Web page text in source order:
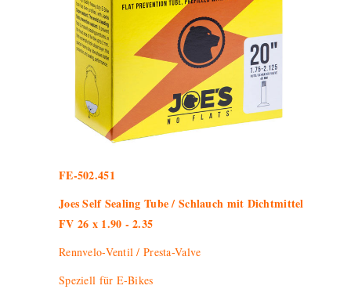
FE-502.451
Joes Self Sealing Tube / Schlauch mit Dichtmittel
FV 26 x 1.90 - 2.35
Rennvelo-Ventil / Presta-Valve
Speziell für E-Bikes